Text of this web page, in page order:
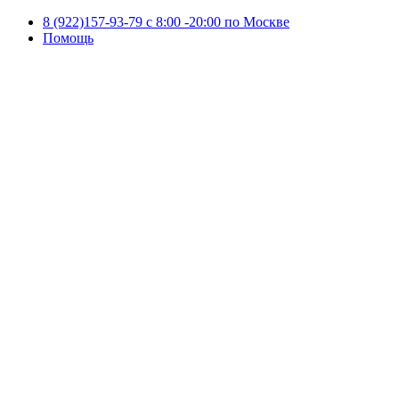
8 (922)157-93-79 c 8:00 -20:00 по Москве
Помощь